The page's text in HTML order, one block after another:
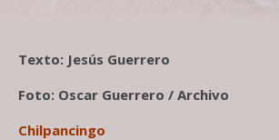
Texto: Jesús Guerrero
Foto: Oscar Guerrero / Archivo
Chilpancingo